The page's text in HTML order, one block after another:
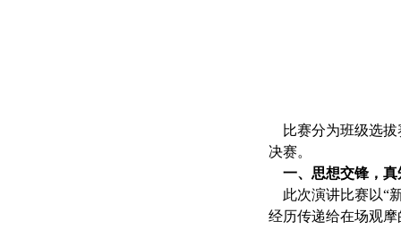
比赛分为班级选拔
决赛。
一、思想交锋，真
此次演讲比赛以“
经历传递给在场观